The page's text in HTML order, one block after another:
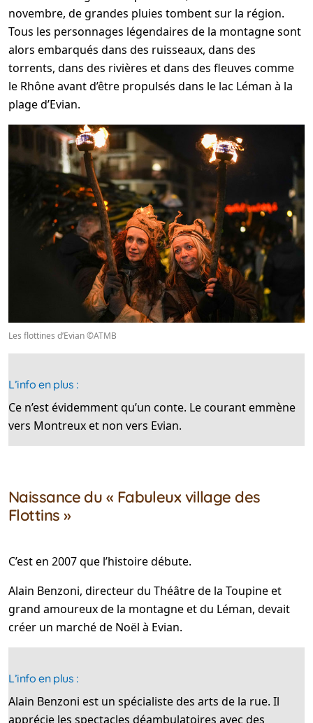
novembre, de grandes pluies tombent sur la région.
Tous les personnages légendaires de la montagne sont
alors embarqués dans des ruisseaux, dans des
torrents, dans des rivières et dans des fleuves comme
le Rhône avant d’être propulsés dans le lac Léman à la
plage d’Evian.
Les flottines d’Evian ©ATMB
L’info en plus :
Ce n’est évidemment qu’un conte. Le courant emmène
vers Montreux et non vers Evian.
Naissance du « Fabuleux village des
Flottins »
C’est en 2007 que l’histoire débute.
Alain Benzoni, directeur du Théâtre de la Toupine et
grand amoureux de la montagne et du Léman, devait
créer un marché de Noël à Evian.
L’info en plus :
Alain Benzoni est un spécialiste des arts de la rue. Il
apprécie les spectacles déambulatoires avec des